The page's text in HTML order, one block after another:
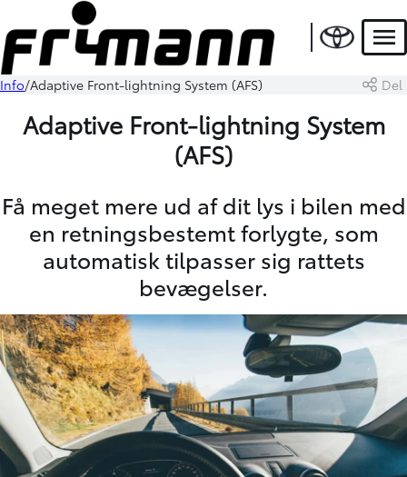
Info Adaptive Front-lightning System (AFS) Del
Adaptive Front-lightning System
(AFS)
Få meget mere ud af dit lys i bilen med
en retningsbestemt forlygte, som
automatisk tilpasser sig rattets
bevægelser.